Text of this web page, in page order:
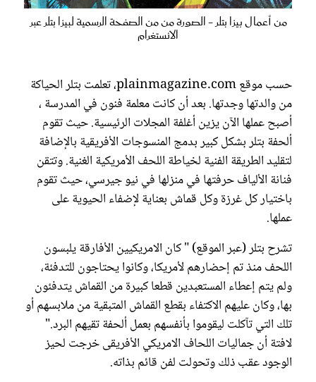
من أعمال بيزا بتلر - الصورة من من الصفحة الرسمية لبيزا بتلر عبر
الانستغرام
حسب موقع plainmagazine.com، تعلمت بتلر الحياكة
من والدتها وجدتها. بعد أن كانت معلمة فنون في المدرسة ،
أصبح عملها الآن يزين أغلفة المجلات الرئيسية. حيث تقوم
ألحفة بتلر بشكل كبير بدمج المنسوجات الأفريقية بالإضافة
لتقليد الطريقة الفنية لخياطة اللحف الأمريكية الغنية. وتتقن
فنانة الألياف حرفتها في منزلها في نيو جيرسي، حيث تقوم
باختيار كل غرزة وكل قماش بعناية لإضفاء الحيوية على
عملها.
تشرح بتلر (عبر الموقع) " كان الامريكيين الأفارقة يلبسون
اللحف منذ تم إحضارهم لأمريكا، وكانوا يحتاجون للتدفئة،
ولم يتم إعطاء المستعبدين قطعا كبيرة من القماش يتدفئون
بها، وكان عليهم الاكتفاء بقطع القماش المتبقية من ملابسهم أو
تلك التي تآكلت ليقوموا بأنفسهم بعمل ألحفة تقيهم البرد."
لافتة أن جماليات اللحاف الامريكي الأفريقى خرجت لحيز
الوجود عقب ذلك وتحولت لفن قائم بذاته.